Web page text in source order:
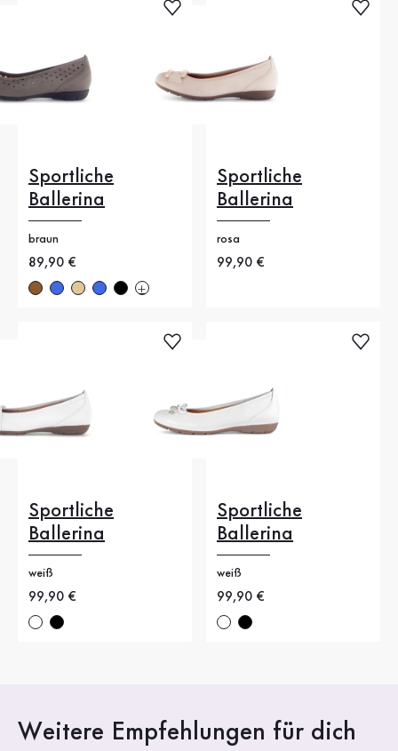
Sportliche
Ballerina
braun
Neuer Preis
89,90 €
Sportliche
Ballerina
rosa
Neuer Preis
99,90 €
Sportliche
Ballerina
weiß
Neuer Preis
99,90 €
Sportliche
Ballerina
weiß
Neuer Preis
99,90 €
Weitere Empfehlungen für dich